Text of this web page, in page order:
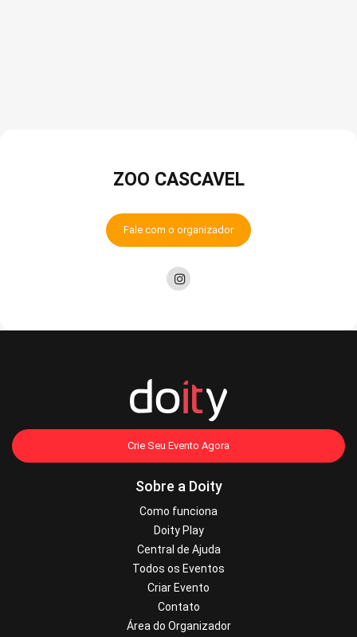
ZOO CASCAVEL
Fale com o organizador
Crie Seu Evento Agora
Sobre a Doity
Como funciona
Doity Play
Central de Ajuda
Todos os Eventos
Criar Evento
Contato
Área do Organizador